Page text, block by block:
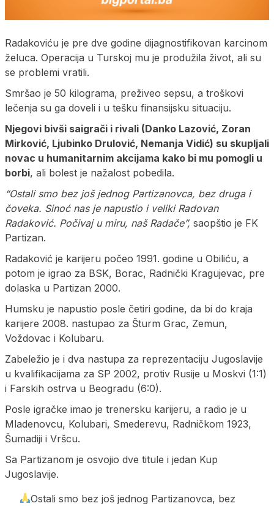
Radakoviću je pre dve godine dijagnostifikovan karcinom
želuca. Operacija u Turskoj mu je produžila život, ali su
se problemi vratili.
Smršao je 50 kilograma, preživeo sepsu, a troškovi
lečenja su ga doveli i u tešku finansijsku situaciju.
Njegovi bivši saigrači i rivali (Danko Lazović, Zoran
Mirković, Ljubinko Drulović, Nemanja Vidić) su skupljali
novac u humanitarnim akcijama kako bi mu pomogli u
borbi, ali bolest je nažalost pobedila.
“Ostali smo bez još jednog Partizanovca, bez druga i
čoveka. Sinoć nas je napustio i veliki Radovan
Radaković. Počivaj u miru, naš Radače”, saopštio je FK
Partizan.
Radaković je karijeru počeo 1991. godine u Obiliću, a
potom je igrao za BSK, Borac, Radnički Kragujevac, pre
dolaska u Partizan 2000.
Humsku je napustio posle četiri godine, da bi do kraja
karijere 2008. nastupao za Šturm Grac, Zemun,
Voždovac i Kolubaru.
Zabeležio je i dva nastupa za reprezentaciju Jugoslavije
u kvalifikacijama za SP 2002, protiv Rusije u Moskvi (1:1)
i Farskih ostrva u Beogradu (6:0).
Posle igračke imao je trenersku karijeru, a radio je u
Mladenovcu, Kolubari, Smederevu, Radničkom 1923,
Šumadiji i Vršcu.
Sa Partizanom je osvojio dve titule i jedan Kup
Jugoslavije.
Ostali smo bez još jednog Partizanovca, bez